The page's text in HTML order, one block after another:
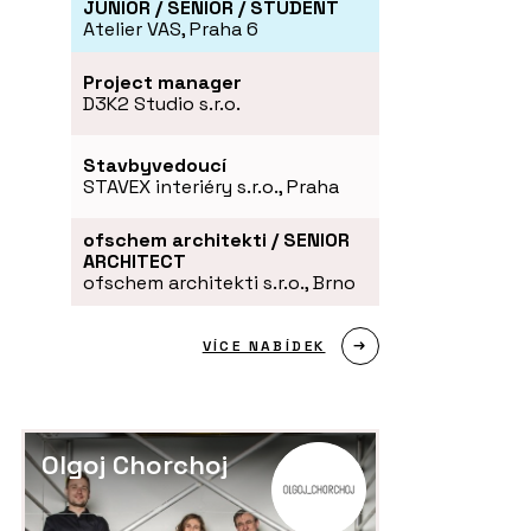
JUNIOR / SENIOR / STUDENT
Atelier VAS, Praha 6
Project manager
D3K2 Studio s.r.o.
Stavbyvedoucí
STAVEX interiéry s.r.o., Praha
ofschem architekti / SENIOR
ARCHITECT
ofschem architekti s.r.o., Brno
VÍCE NABÍDEK
Olgoj Chorchoj